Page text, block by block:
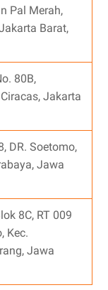
Pal Merah,
Barat,
80B,
Jakarta
DR. Soetomo,
Jawa
8C, RT 009
Kec.
Jawa